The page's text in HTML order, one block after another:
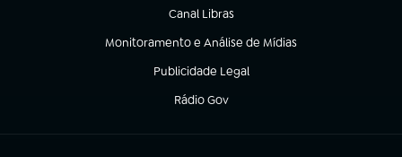
Canal Libras
(abre em nova aba)
Monitoramento e Análise de Mídias
(abre em nova aba)
Publicidade Legal
(abre em nova aba)
Rádio Gov
(abre em nova aba)